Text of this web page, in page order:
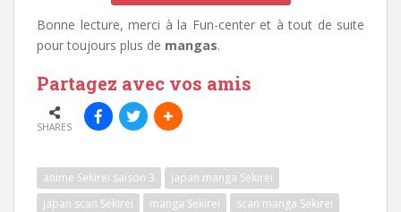
Bonne lecture, merci à la Fun-center et à tout de suite
pour toujours plus de mangas.
Partagez avec vos amis
SHARES
anime Sekirei saison 3
japan manga Sekirei
japan scan Sekirei
manga Sekirei
scan manga Sekirei